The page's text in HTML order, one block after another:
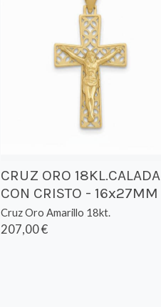
CRUZ ORO 18KL.CALADA
CON CRISTO - 16x27MM
Cruz Oro Amarillo 18kt.
207,00 €